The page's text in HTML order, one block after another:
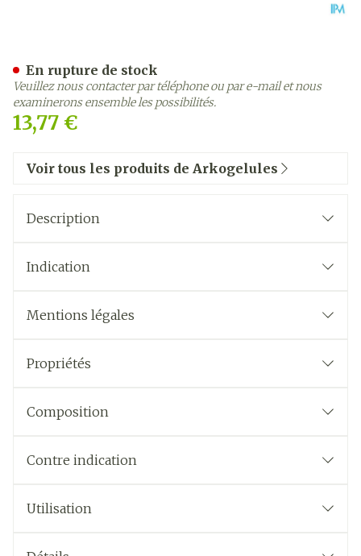
13,77 €
En rupture de stock
Veuillez nous contacter par téléphone ou par e-mail et nous
examinerons ensemble les possibilités.
Voir tous les produits de Arkogelules
Description
Indication
Mentions légales
Propriétés
Composition
Contre indication
Utilisation